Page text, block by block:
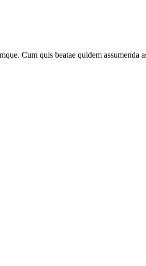
Cum quis beatae quidem assumenda